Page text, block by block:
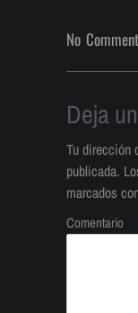
No
Deja
Tu dirección
publicada.
marcados
Comentario